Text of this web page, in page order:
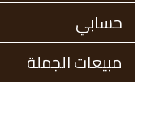
حسابي
مبيعات الجملة